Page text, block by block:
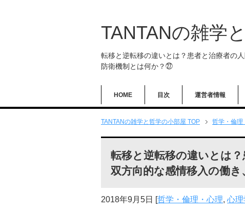
TANTANの雑学
転移と逆転移の違いとは？患者と治療者の
防衛機制とは何か？㉗
HOME 目次 運営者情報
TANTANの雑学と哲学の小部屋 TOP 哲学・倫理
転移と逆転移の違いとは
双方向的な感情移入の働
2018年9月5日 [哲学・倫理・心理, 心理